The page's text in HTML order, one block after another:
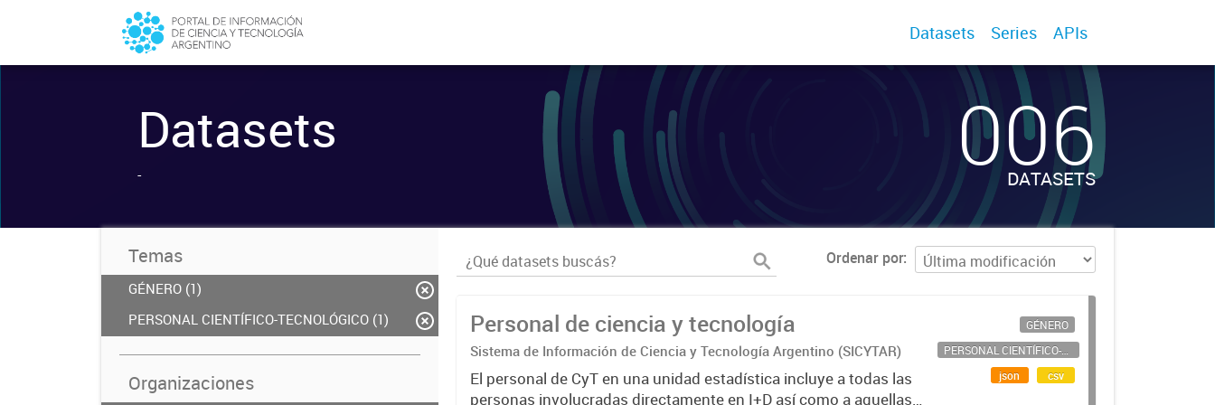
Datasets Series APIs
Datasets
- 006
DATASETS
Temas
GÉNERO (1)
PERSONAL CIENTÍFICO-TECNOLÓGICO (1)
Organizaciones
Ordenar por
Personal de ciencia y tecnología
Sistema de Información de Ciencia y Tecnología Argentino (SICYTAR)
El personal de CyT en una unidad estadística incluye a todas las
personas involucradas directamente en I+D así como a aquellas
GÉNERO
PERSONAL CIENTÍFICO-TECNOLÓGICO
json
csv